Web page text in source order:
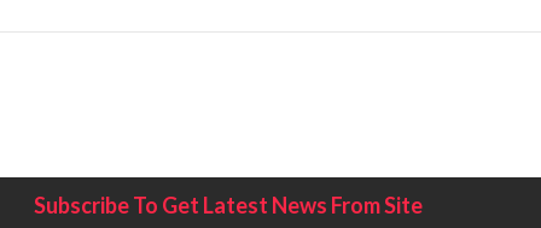
Subscribe To Get Latest News From Site